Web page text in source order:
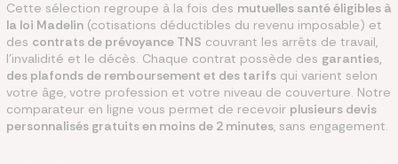
Cette sélection regroupe à la fois des mutuelles santé éligibles à
la loi Madelin (cotisations déductibles du revenu imposable) et
des contrats de prévoyance TNS couvrant les arrêts de travail,
l'invalidité et le décès. Chaque contrat possède des garanties,
des plafonds de remboursement et des tarifs qui varient selon
votre âge, votre profession et votre niveau de couverture. Notre
comparateur en ligne vous permet de recevoir plusieurs devis
personnalisés gratuits en moins de 2 minutes, sans engagement.